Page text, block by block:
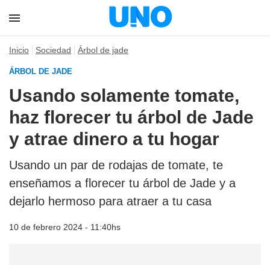
Inicio Sociedad Árbol de jade
ÁRBOL DE JADE
Usando solamente tomate,
haz florecer tu árbol de Jade
y atrae dinero a tu hogar
Usando un par de rodajas de tomate, te
enseñamos a florecer tu árbol de Jade y a
dejarlo hermoso para atraer a tu casa
10 de febrero 2024 - 11:40hs